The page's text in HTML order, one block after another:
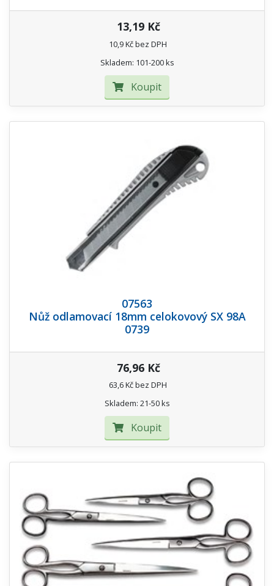
13,19 Kč
10,9 Kč bez DPH
Skladem: 101-200 ks
Koupit
07563
Nůž odlamovací 18mm celokovový SX 98A
0739
76,96 Kč
63,6 Kč bez DPH
Skladem: 21-50 ks
Koupit